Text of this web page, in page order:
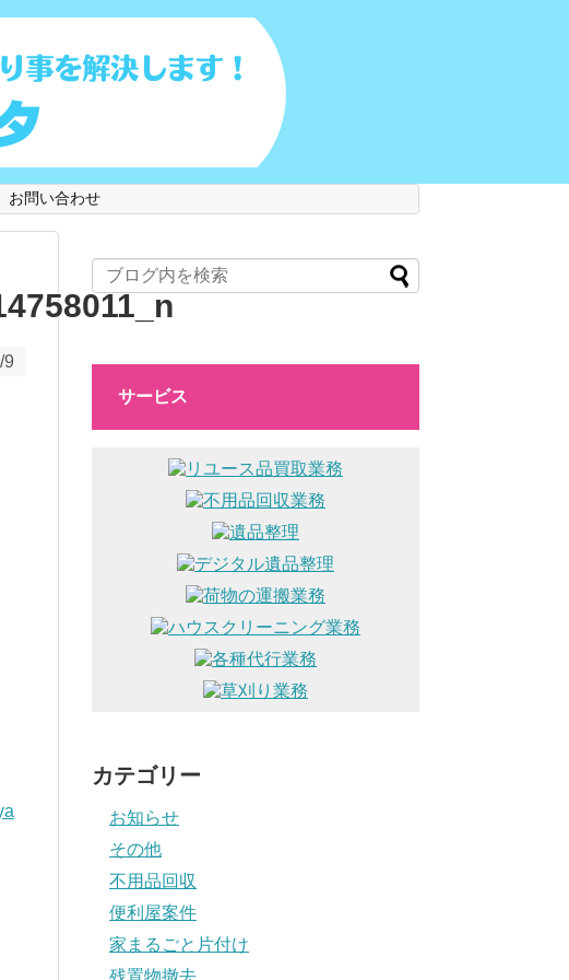
お問い合わせ
9
サービス
カテゴリー
お知らせ
その他
不用品回収
便利屋案件
家まるごと片付け